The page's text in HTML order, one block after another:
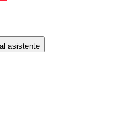
asistente